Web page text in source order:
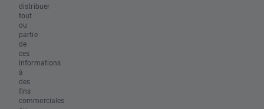
distribuer
tout
ou
partie
de
ces
informations
à
des
fins
commerciales